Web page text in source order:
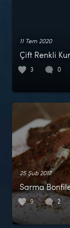
11 Tem 2020
Çift Renkli
3 0
25 Şub 2017
Sarma
9 2